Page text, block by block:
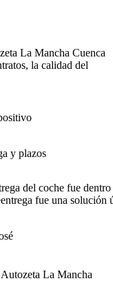
La Mancha Cuenca
la calidad del
y plazos
del coche fue
fue una solución
La Mancha